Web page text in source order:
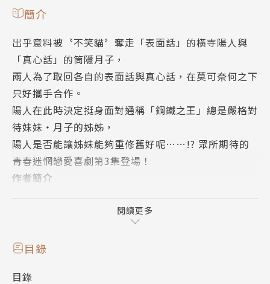
簡介
出乎意料被〝不笑貓〞奪走「表面話」的橫寺陽人與
「真心話」的筒隱月子，
兩人為了取回各自的表面話與真心話，在莫可奈何之下
只好攜手合作。
陽人在此時決定挺身面對通稱「鋼鐵之王」總是嚴格對
待妹妹‧月子的姊姊，
陽人是否能讓姊妹能夠重修舊好呢……!? 眾所期待的
青春迷惘戀愛喜劇第3集登場！
作者簡介
原作：相樂總（Sou Sagara）
第六屆MF文庫J輕小說新人獎最優秀賞得主。
1986年出生，目前居住於東京都。
閱讀更多
目錄
目錄